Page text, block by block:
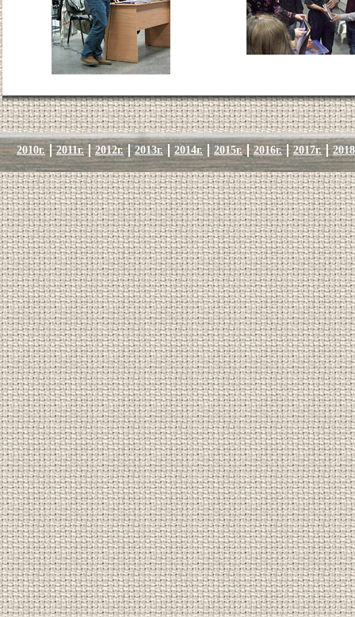
2010г. 2011г. 2012г. 2013г. 2014г. 2015г. 2016г. 2017г.